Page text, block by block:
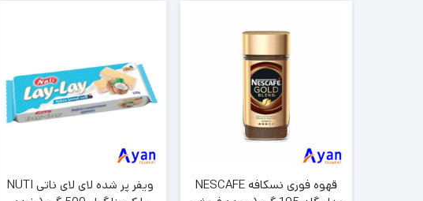
ارتباط با ما
سوالات متداول
قهوه فوری نسکافه NESCAFE
ویفر پر شده لای لای ناتی NUTI